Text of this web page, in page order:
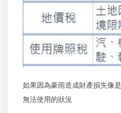
如果因為豪雨造成財產損失像
無法使用的狀況